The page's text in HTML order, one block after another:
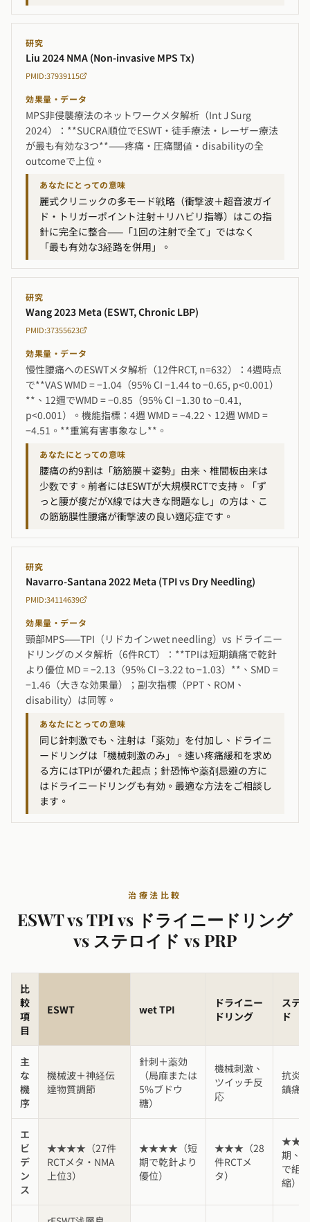
研究
Liu 2024 NMA (Non-invasive MPS Tx)
PMID:37939115
効果量・データ
MPS非侵襲療法のネットワークメタ解析（Int J Surg
2024）：**SUCRA順位でESWT・徒手療法・レーザー療法
が最も有効な3つ**——疼痛・圧痛閾値・disabilityの全
outcomeで上位。
あなたにとっての意味
麗式クリニックの多モード戦略（衝撃波＋超音波ガイ
ド・トリガーポイント注射＋リハビリ指導）はこの指
針に完全に整合——「1回の注射で全て」ではなく
「最も有効な3経路を併用」。
研究
Wang 2023 Meta (ESWT, Chronic LBP)
PMID:37355623
効果量・データ
慢性腰痛へのESWTメタ解析（12件RCT, n=632）：4週時点
で**VAS WMD = −1.04（95% CI −1.44 to −0.65, p<0.001）
**、12週でWMD = −0.85（95% CI −1.30 to −0.41,
p<0.001）。機能指標：4週 WMD = −4.22、12週 WMD =
−4.51。**重篤有害事象なし**。
あなたにとっての意味
腰痛の約9割は「筋筋膜＋姿勢」由来、椎間板由来は
少数です。前者にはESWTが大規模RCTで支持。「ず
っと腰が痠だがX線では大きな問題なし」の方は、こ
の筋筋膜性腰痛が衝撃波の良い適応症です。
研究
Navarro-Santana 2022 Meta (TPI vs Dry Needling)
PMID:34114639
効果量・データ
頸部MPS——TPI（リドカインwet needling）vs ドライニー
ドリングのメタ解析（6件RCT）：**TPIは短期鎮痛で乾針
より優位 MD = −2.13（95% CI −3.22 to −1.03）**、SMD =
−1.46（大きな効果量）；副次指標（PPT、ROM、
disability）は同等。
あなたにとっての意味
同じ針刺激でも、注射は「薬効」を付加し、ドライニ
ードリングは「機械刺激のみ」。速い疼痛緩和を求め
る方にはTPIが優れた起点；針恐怖や薬剤忌避の方に
はドライニードリングも有効。最適な方法をご相談し
ます。
治療法比較
ESWT vs TPI vs ドライニードリング
vs ステロイド vs PRP
比
較
項
目
ESWT wet TPI
ドライニー
ドリング
ステ
ド
主
な
機
序
機械波＋神経伝
達物質調節
針刺＋薬効
（局麻または
5%ブドウ
糖）
機械刺激、
ツイッチ反
応
抗炎
鎮痛
エ
ビ
デ
ン
ス
★★★★（27件
RCTメタ・NMA
上位3）
★★★★（短
期で乾針より
優位）
★★★（28
件RCTメ
タ）
★★
期、
で組
縮）